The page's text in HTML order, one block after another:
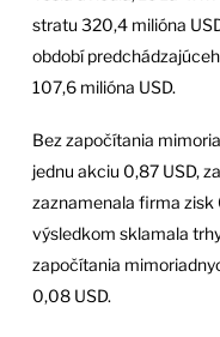
stratu 320,4 milióna
období
107,6 milióna USD.
Bez započítania
jednu akciu 0,87 USD,
zaznamenala firma zisk
výsledkom sklamala
započítania
0,08 USD.